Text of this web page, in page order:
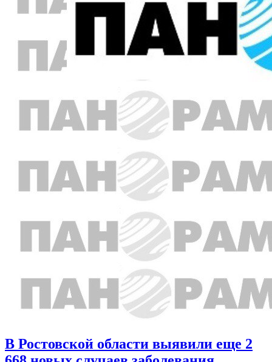
В Ростовской области выявили еще 2